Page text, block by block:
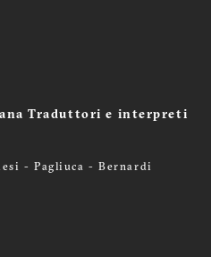
Traduttori e interpreti
- Pagliuca - Bernardi